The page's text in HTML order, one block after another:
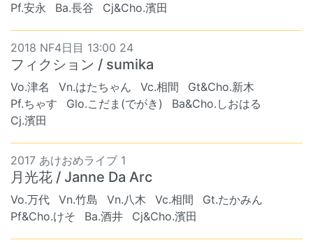
Pf.安永
Ba.長谷 Cj&Cho.濱田
2018 NF4日目 13:00 24
フィクション / sumika
Vo.津名 Vn.はたちゃん Vc.相間
Gt&Cho.新木
Pf.ちゃす
Glo.こだま(でがき)
Ba&Cho.しおはる
Cj.濱田
2017 あけおめライブ 1
月光花 / Janne Da Arc
Vo.万代 Vn.竹島 Vn.八木 Vc.相間
Gt.たかみん
Pf&Cho.けそ
Ba.酒井 Cj&Cho.濱田